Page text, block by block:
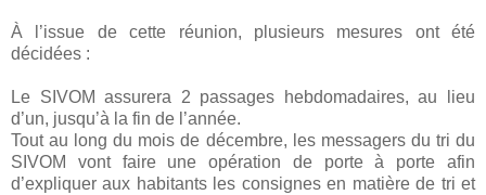
À l’issue de cette réunion, plusieurs mesures ont été
décidées :
Le SIVOM assurera 2 passages hebdomadaires, au lieu
d’un, jusqu’à la fin de l’année.
Tout au long du mois de décembre, les messagers du tri du
SIVOM vont faire une opération de porte à porte afin
d’expliquer aux habitants les consignes en matière de tri et